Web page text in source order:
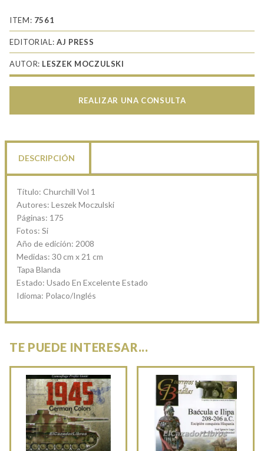
cantidad
ITEM: 7561
EDITORIAL:AJ PRESS
AUTOR: LESZEK MOCZULSKI
REALIZAR UNA CONSULTA
DESCRIPCIÓN
Título: Churchill Vol 1
Autores: Leszek Moczulski
Páginas: 175
Fotos: Si
Año de edición: 2008
Medidas: 30 cm x 21 cm
Tapa Blanda
Estado: Usado En Excelente Estado
Idioma: Polaco/Inglés
TE PUEDE INTERESAR...